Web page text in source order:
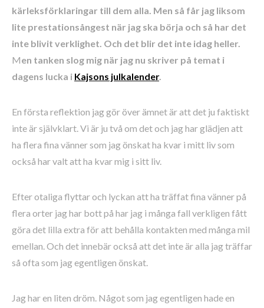
kärleksförklaringar till dem alla. Men så får jag liksom
lite prestationsångest när jag ska börja och så har det
inte blivit verklighet. Och det blir det inte idag heller.
Men tanken slog mig när jag nu skriver på temat i
dagens lucka i Kajsons julkalender.
En första reflektion jag gör över ämnet är att det ju faktiskt
inte är självklart. Vi är ju två om det och jag har glädjen att
ha flera fina vänner som jag önskat ha kvar i mitt liv som
också har valt att ha kvar mig i sitt liv.
Efter otaliga flyttar och lyckan att ha träffat fina vänner på
flera orter jag har bott på har jag i många fall verkligen fått
göra det lilla extra för att behålla kontakten med många mil
emellan. Och det innebär också att det inte är alla jag träffar
så ofta som jag egentligen önskat.
Jag har en liten dröm. Något som jag egentligen hade en